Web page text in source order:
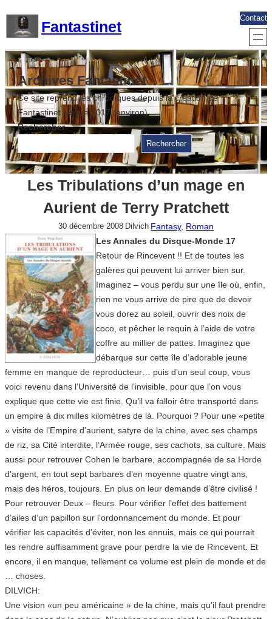
contenu
Fantastinet
Contact
Archives Fantastinet
Ce site reprend les chroniques depuis la création de
Fantastinet jusque 2017 (environ)
Rechercher
Rechercher
Les Tribulations d’un mage en
Aurient de Terry Pratchett
30 décembre 2008 Dilvich Fantasy, Roman
Les Annales du Disque-Monde 17
Retour de Rincevent !! Et de toutes les
galères qui peuvent lui arriver bien sur.
Imaginez – vous perdu sur une île où, enfin,
rien ne vous arrive de pire que de devoir
vous dorez au soleil, ouvrir des noix de
coco, et pêcher le requin à l’aide de votre
coffre au millier de pattes. Imaginez que
débarque sur cette île d’adorable jeune
femme en manque de reproducteur… puis d’un seul coup, vous
voici revenu dans l’Université de l’invisible, pour que l’on vous
explique que cette vie est finie. Qu’il va falloir être transporté dans
un empire à dix milles kilomètres de là. Pourquoi ? Pour une «petite
» visite de l’Empire d’aurient, satyre de la chine, avec ses champs
de riz, sa Cité interdite, l’Armée rouge, ses cachots, sa culture. Mais
aussi pour retrouver Cohen le barbare, accompagnée de sa Horde
d’argent, en tout sept barbares d’en moyenne quatre vingt ans,
mais des héros, toujours. En plus on leur demande d’être civilisé !
Pour retrouver Deux – fleurs. Pour vérifier l’effet des battement
d’ailes d’un papillon sur l’ordonnancement du monde. Et pour
vérifier les capacités d’éviter, non les ennuis, mais ce qui pourrait
les rendre suffisamment grave pour perdre la vie de Rincevent. Et
encore, il en manque, tellement ce volume est plein de monde et de
… choses.
DILVICH:
Une vision «un peu américaine » de la chine, mais qu’il faut prendre